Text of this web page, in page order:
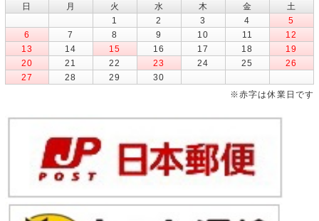
日
月 火 水 木 金
土
1
2 3 4
5
6
7 8 9 10 11
12
13
14 15 16 17 18
19
20
21 22 23 24 25
26
27
28 29
30
※赤字は休業日です